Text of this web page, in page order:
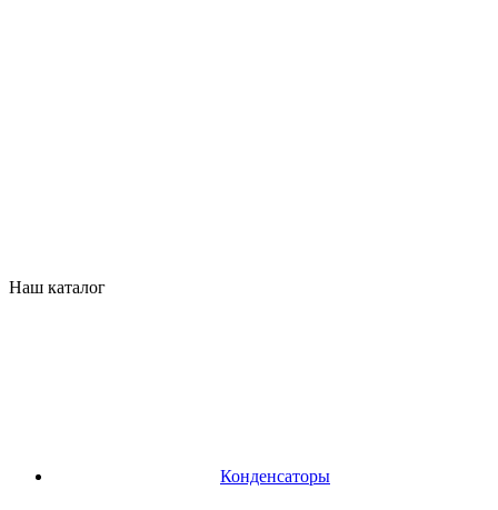
Наш каталог
Конденсаторы